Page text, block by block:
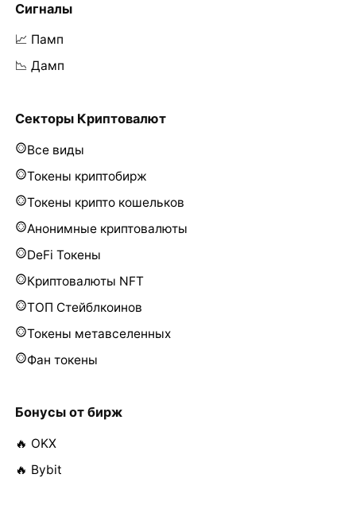
Сигналы
📈 Памп
📉 Дамп
Секторы Криптовалют
Все виды
Токены криптобирж
Токены крипто кошельков
Анонимные криптовалюты
DeFi Токены
Криптовалюты NFT
ТОП Стейблкоинов
Токены метавселенных
Фан токены
Бонусы от бирж
🔥 OKX
🔥 Bybit